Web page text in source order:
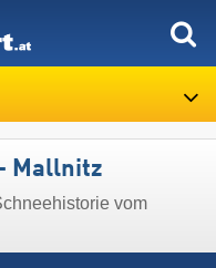
Mallnitz
vom